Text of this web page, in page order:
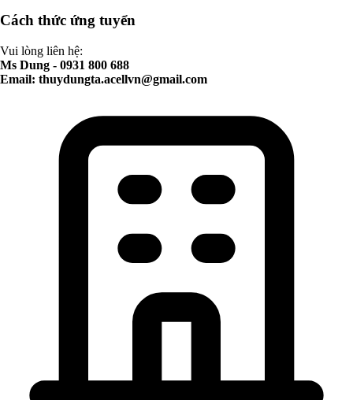
Cách thức ứng tuyển
Vui lòng liên hệ:
Ms Dung - 0931 800 688
Email: thuydungta.acellvn@gmail.com